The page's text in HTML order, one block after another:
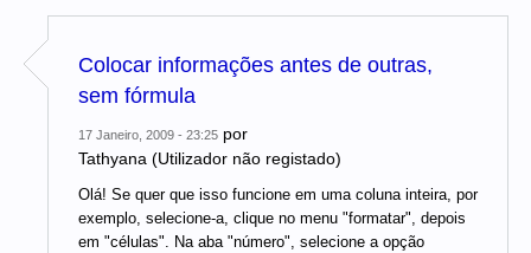
Colocar informações antes de outras,
sem fórmula
17 Janeiro, 2009 - 23:25 por
Tathyana (Utilizador não registado)
Olá! Se quer que isso funcione em uma coluna inteira, por
exemplo, selecione-a, clique no menu "formatar", depois
em "células". Na aba "número", selecione a opção